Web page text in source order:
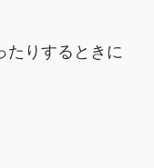
たりするときに